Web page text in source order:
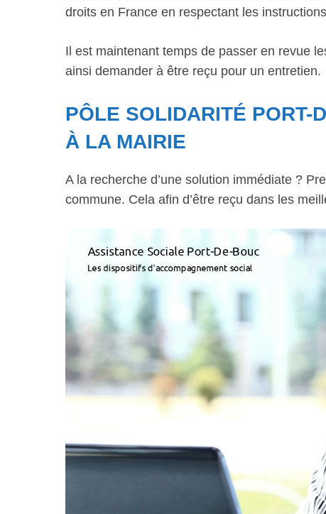
droits en France en respectant les
Il est maintenant temps de passer en revue
ainsi demander à être reçu pour un entretien.
PÔLE SOLIDARITÉ PORT-
À LA MAIRIE
A la recherche d’une solution immédiate ?
commune. Cela afin d’être reçu dans les